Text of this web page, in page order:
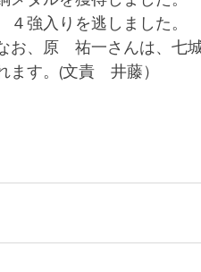
強入りを逃しました。
、原　祐一さんは、七
す。(文責　井藤）